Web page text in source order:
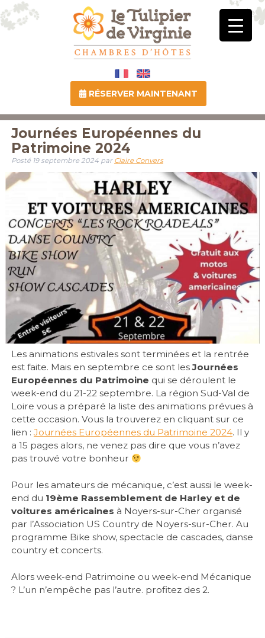
RÉSERVER MAINTENANT
Journées Européennes du
Patrimoine 2024
Posté 19 septembre 2024 par Claire Convers
Les animations estivales sont terminées et la rentrée
est faite. Mais en septembre ce sont lesJournées
Européennes du Patrimoine qui se déroulent le
week-end du 21-22 septembre. La région Sud-Val de
Loire vous a préparé la liste des animations prévues à
cette occasion. Vous la trouverez en cliquant sur ce
lien : Journées Européennes du Patrimoine 2024. Il y
a 15 pages alors, ne venez pas dire que vous n’avez
pas trouvé votre bonheur
Pour les amateurs de mécanique, c’est aussi le week-
end du 19ème Rassemblement de Harley et de
voitures américaines à Noyers-sur-Cher organisé
par l’Association US Country de Noyers-sur-Cher. Au
programme Bike show, spectacle de cascades, danse
country et concerts.
Alors week-end Patrimoine ou week-end Mécanique
? L’un n’empêche pas l’autre. profitez des 2.